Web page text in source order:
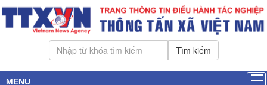
Tìm kiếm
MENU